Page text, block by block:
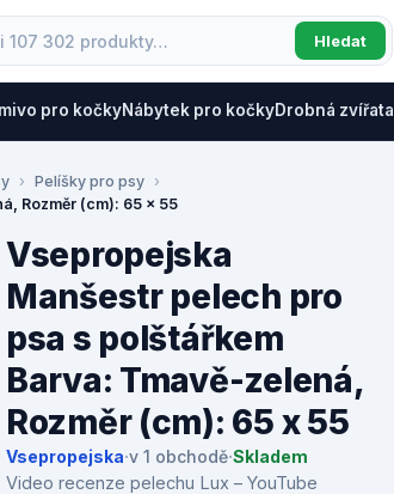
Hledat
pro kočkyNábytek pro kočkyDrobná zvířata
Pelíšky pro psy
Rozměr (cm): 65 x 55
Vsepropejska
Manšestr pelech pro
psa s polštářkem
Barva: Tmavě-zelená,
Rozměr (cm): 65 x 55
Vsepropejska·v 1 obchodě·Skladem
Video recenze pelechu Lux – YouTube